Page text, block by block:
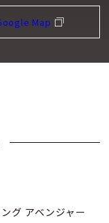
Map
グ アベンジャー